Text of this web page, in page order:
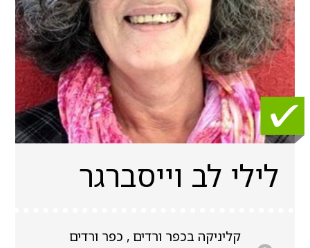
לילי לב וייסברגר
קליניקה בכפר ורדים , כפר ורדים